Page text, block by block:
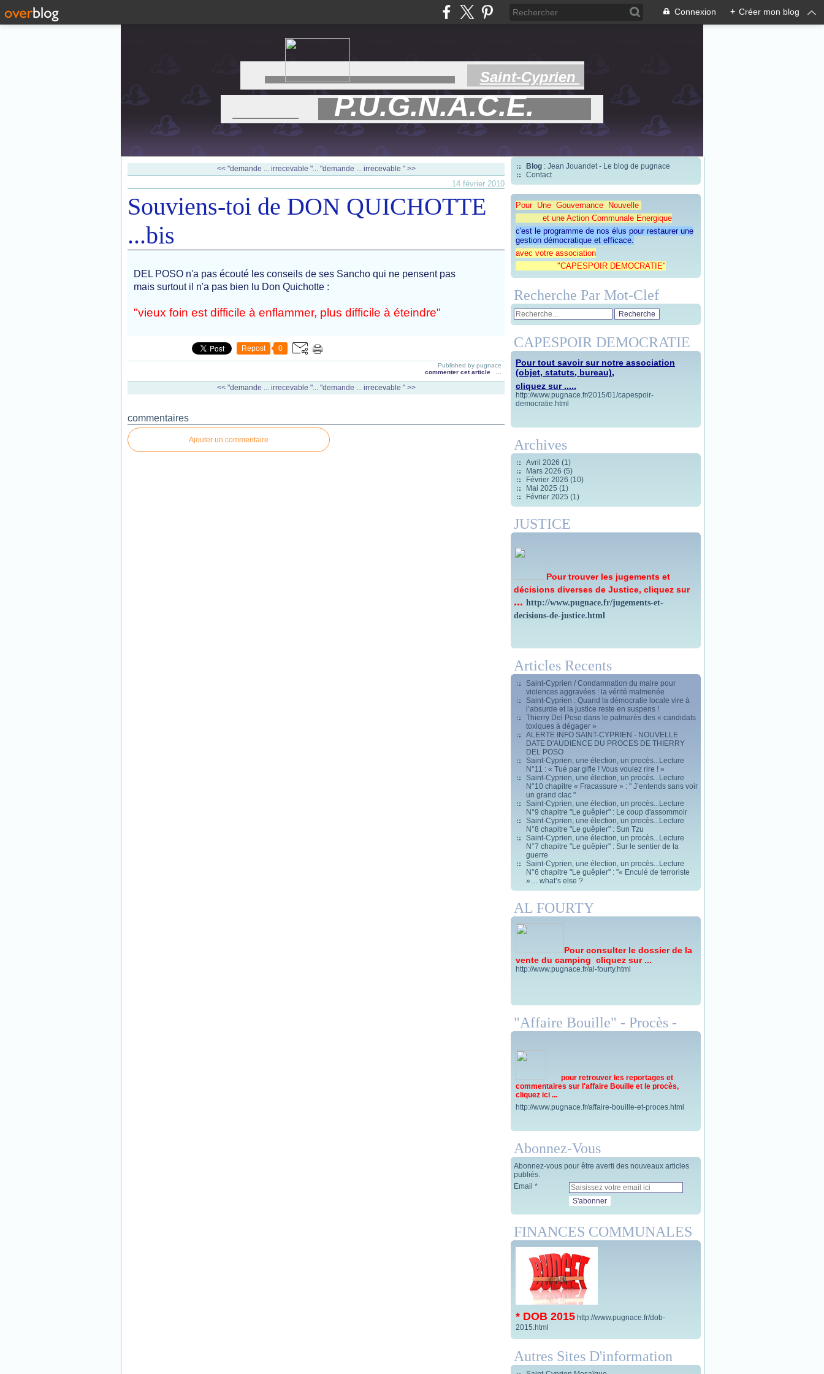
Connexion + Créer mon blog
Saint-Cyprien
P.U.G.N.A.C.E.
<< "demande ... irrecevable "... "demande ... irrecevable " >>
14 février 2010
Souviens-toi de DON QUICHOTTE
...bis
DEL POSO n'a pas écouté les conseils de ses Sancho qui ne pensent pas
mais surtout il n'a pas bien lu Don Quichotte :
"vieux foin est difficile à enflammer, plus difficile à éteindre"
Repost 0
Published by pugnace
commenter cet article
<< "demande ... irrecevable "... "demande ... irrecevable " >>
commentaires
Ajouter un commentaire
Blog : Jean Jouandet - Le blog de pugnace
Contact
Pour Une Gouvernance Nouvelle
et une Action Communale Energique
c'est le programme de nos élus pour restaurer une
gestion démocratique et efficace.
avec votre association
"CAPESPOIR DEMOCRATIE"
Recherche Par Mot-Clef
CAPESPOIR DEMOCRATIE
Pour tout savoir sur notre association
(objet, statuts, bureau),
cliquez sur .....
http://www.pugnace.fr/2015/01/capespoir-
democratie.html
Archives
Avril 2026 (1)
Mars 2026 (5)
Février 2026 (10)
Mai 2025 (1)
Février 2025 (1)
JUSTICE
Pour trouver les jugements et
décisions diverses de Justice, cliquez sur
... http://www.pugnace.fr/jugements-et-
decisions-de-justice.html
Articles Recents
Saint-Cyprien / Condamnation du maire pour
violences aggravées : la vérité malmenée
Saint-Cyprien : Quand la démocratie locale vire à
l’absurde et la justice reste en suspens !
Thierry Del Poso dans le palmarès des « candidats
toxiques à dégager »
ALERTE INFO SAINT-CYPRIEN - NOUVELLE
DATE D'AUDIENCE DU PROCES DE THIERRY
DEL POSO
Saint-Cyprien, une élection, un procès...Lecture
N°11 : « Tué par gifle ! Vous voulez rire ! »
Saint-Cyprien, une élection, un procès...Lecture
N°10 chapitre « Fracassure » : " J’entends sans voir
un grand clac "
Saint-Cyprien, une élection, un procès...Lecture
N°9 chapitre "Le guêpier" : Le coup d'assommoir
Saint-Cyprien, une élection, un procès...Lecture
N°8 chapitre "Le guêpier" : Sun Tzu
Saint-Cyprien, une élection, un procès...Lecture
N°7 chapitre "Le guêpier" : Sur le sentier de la
guerre
Saint-Cyprien, une élection, un procès...Lecture
N°6 chapitre "Le guêpier" : "« Enculé de terroriste
»… what’s else ?
AL FOURTY
Pour consulter le dossier de la
vente du camping cliquez sur ...
http://www.pugnace.fr/al-fourty.html
"Affaire Bouille" - Procès -
pour retrouver les reportages et
commentaires sur l'affaire Bouille et le procès,
cliquez ici ...
http://www.pugnace.fr/affaire-bouille-et-proces.html
Abonnez-Vous
Abonnez-vous pour être averti des nouveaux articles
publiés.
Email
FINANCES COMMUNALES
* DOB 2015 http://www.pugnace.fr/dob-
2015.html
Autres Sites D'information